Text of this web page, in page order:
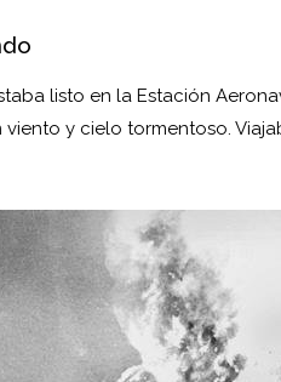
listo en la Estación
y cielo tormentoso.